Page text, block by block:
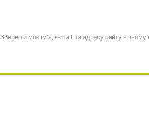
Зберегти моє ім'я, e-mail, та адресу сайту в